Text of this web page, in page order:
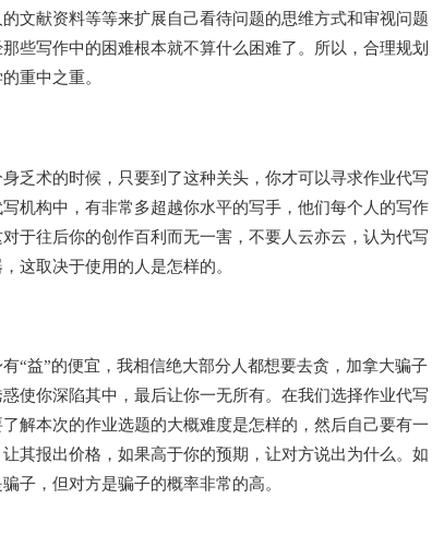
文献资料等等来扩展自己看待问题的思维方式和审视问题
些写作中的困难根本就不算什么困难了。所以，合理规划
重中之重。
乏术的时候，只要到了这种关头，你才可以寻求作业代写
机构中，有非常多超越你水平的写手，他们每个人的写作
于往后你的创作百利而无一害，不要人云亦云，认为代写
这取决于使用的人是怎样的。
“益”的便宜，我相信绝大部分人都想要去贪，加拿大骗子
使你深陷其中，最后让你一无所有。在我们选择作业代写
解本次的作业选题的大概难度是怎样的，然后自己要有一
其报出价格，如果高于你的预期，让对方说出为什么。如
子，但对方是骗子的概率非常的高。